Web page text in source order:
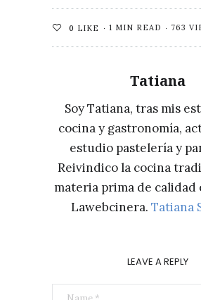
0 LIKE 1 MIN READ 763
Tatiana
Soy Tatiana, tras mis
cocina y gastronomía,
estudio pastelería y
Reivindico la cocina
materia prima de calidad
Lawebcinera. Tatiana
LEAVE A REPLY